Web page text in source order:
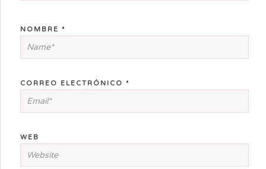
NOMBRE *
CORREO ELECTRÓNICO *
WEB